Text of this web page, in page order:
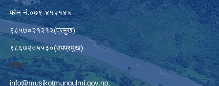
फोन नं.०७९-४१२१४५
९८५७०२१२१२(प्रमुख)
९८६७२०५५३०(उपप्रमुख)
इमेलः–
info@musikotmungulmi.gov.np,